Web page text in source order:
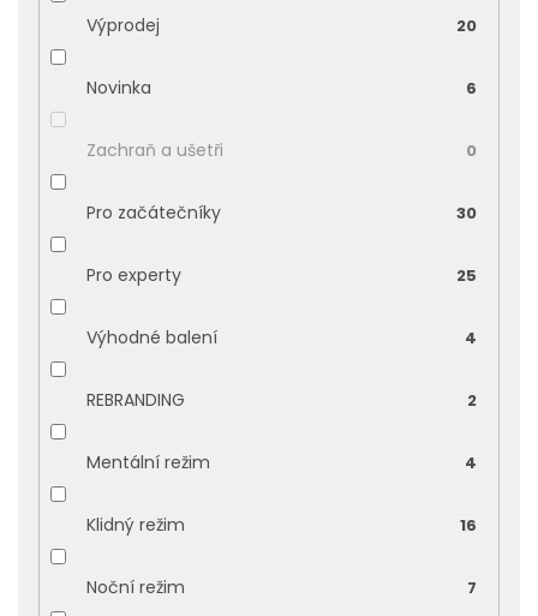
Výprodej 20
Novinka 6
Zachraň a ušetři 0
Pro začátečníky 30
Pro experty 25
Výhodné balení 4
REBRANDING 2
Mentální režim 4
Klidný režim 16
Noční režim 7